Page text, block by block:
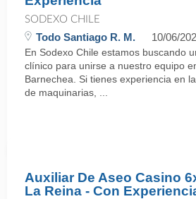
SODEXO CHILE
Todo Santiago R. M. 10/06/
En Sodexo Chile estamos buscando
clínico para unirse a nuestro equipo
Barnechea. Si tienes experiencia en
de maquinarias, ...
Auxiliar De Aseo Casino
La Reina - Con